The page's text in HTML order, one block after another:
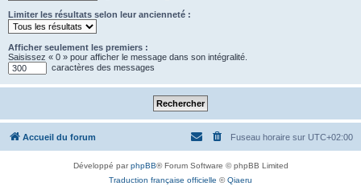
Limiter les résultats selon leur ancienneté :
Afficher seulement les premiers :
Saisissez « 0 » pour afficher le message dans son intégralité.
caractères des messages
Accueil du forum Fuseau horaire sur UTC+02:00
Développé parphpBB® Forum Software © phpBB Limited
Traduction française officielle ©Qiaeru